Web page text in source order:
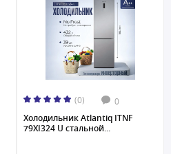
(0) 0
Холодильник Atlantiq ITNF
79XI324 U стальной...